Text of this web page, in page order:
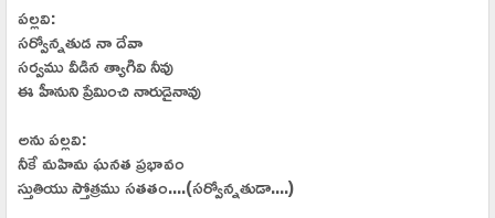
పల్లవి:
సర్వోన్నతుడ నా దేవా
సర్వము వీడిన త్యాగివి నీవు
ఈ హీనుని ప్రేమించి నారుడైనావు
అను పల్లవి:
నీకే మహిమ ఘనత ప్రభావం
స్తుతియు స్తోత్రము సతతం....(సర్వోన్నతుడా....)